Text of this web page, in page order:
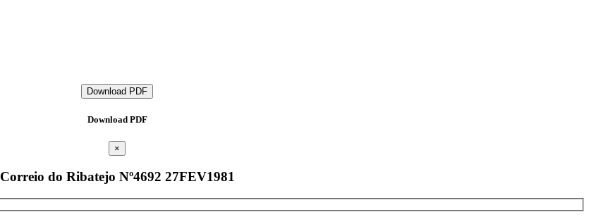
Download PDF
Download PDF
×
Correio do Ribatejo Nº4692 27FEV1981